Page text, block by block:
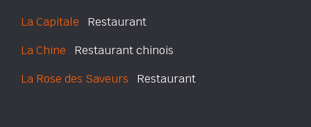
La Capitale Restaurant
La Chine Restaurant chinois
La Rose des Saveurs Restaurant